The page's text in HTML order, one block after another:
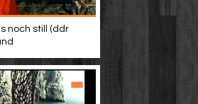
noch still (ddr